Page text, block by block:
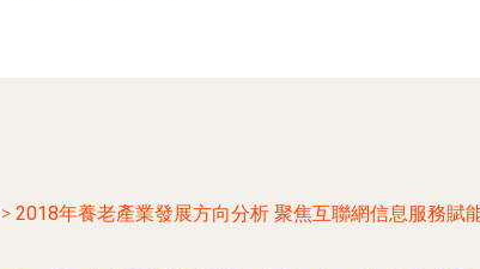
> 2018年養老產業發展方向分析 聚焦互聯網信息服務賦